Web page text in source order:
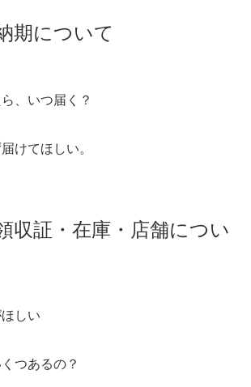
期について
、いつ届く？
けてほしい。
収証・在庫・店舗につい
しい
つあるの？